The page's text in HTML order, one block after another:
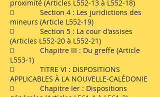
proximité (Articles L552-13 à L552-18)
 Section 4 : Les juridictions des
mineurs (Article L552-19)
 Section 5 : La cour d'assises
(Articles L552-20 à L552-21)
 Chapitre III : Du greffe (Article
L553-1)
 TITRE VI : DISPOSITIONS
APPLICABLES À LA NOUVELLE-CALÉDONIE
 Chapitre Ier : Dispositions